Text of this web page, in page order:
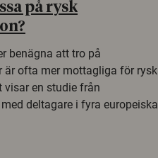
på rysk
benägna att tro på
är ofta mer mottagliga för rysk
en studie från
deltagare i fyra europeiska